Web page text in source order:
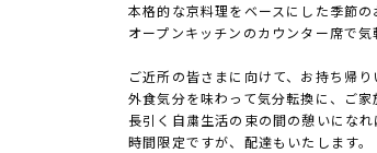
本格的な京料理をベースにした季節の
オープンキッチンのカウンター席で
ご近所の皆さまに向けて、お持ち帰
外食気分を味わって気分転換に、ご
長引く自粛生活の束の間の憩いになれ
時間限定ですが、配達もいたします。